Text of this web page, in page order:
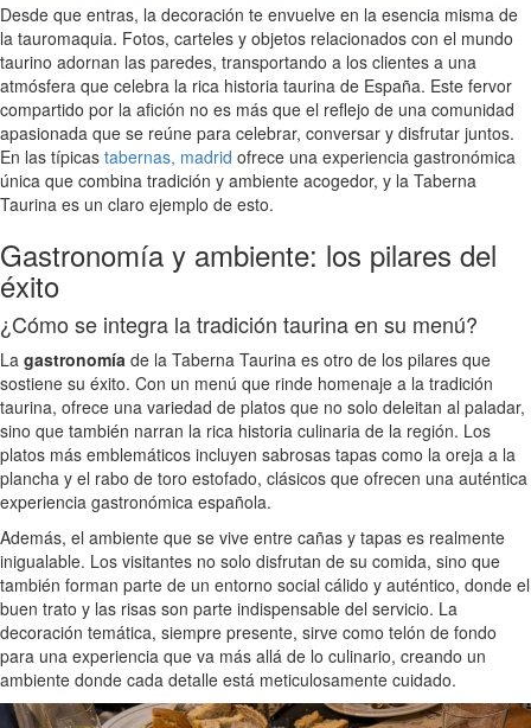
Desde que entras, la decoración te envuelve en la esencia misma de
la tauromaquia. Fotos, carteles y objetos relacionados con el mundo
taurino adornan las paredes, transportando a los clientes a una
atmósfera que celebra la rica historia taurina de España. Este fervor
compartido por la afición no es más que el reflejo de una comunidad
apasionada que se reúne para celebrar, conversar y disfrutar juntos.
En las típicas tabernas, madrid ofrece una experiencia gastronómica
única que combina tradición y ambiente acogedor, y la Taberna
Taurina es un claro ejemplo de esto.
Gastronomía y ambiente: los pilares del
éxito
¿Cómo se integra la tradición taurina en su menú?
La gastronomía de la Taberna Taurina es otro de los pilares que
sostiene su éxito. Con un menú que rinde homenaje a la tradición
taurina, ofrece una variedad de platos que no solo deleitan al paladar,
sino que también narran la rica historia culinaria de la región. Los
platos más emblemáticos incluyen sabrosas tapas como la oreja a la
plancha y el rabo de toro estofado, clásicos que ofrecen una auténtica
experiencia gastronómica española.
Además, el ambiente que se vive entre cañas y tapas es realmente
inigualable. Los visitantes no solo disfrutan de su comida, sino que
también forman parte de un entorno social cálido y auténtico, donde el
buen trato y las risas son parte indispensable del servicio. La
decoración temática, siempre presente, sirve como telón de fondo
para una experiencia que va más allá de lo culinario, creando un
ambiente donde cada detalle está meticulosamente cuidado.